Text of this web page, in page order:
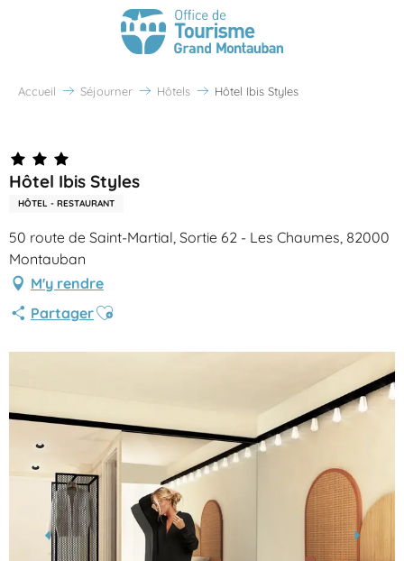
Accueil Séjourner Hôtels Hôtel Ibis Styles
Hôtel Ibis Styles
HÔTEL - RESTAURANT
50 route de Saint-Martial, Sortie 62 - Les Chaumes, 82000
Montauban
M'y rendre
PartagerAjouter aux favoris